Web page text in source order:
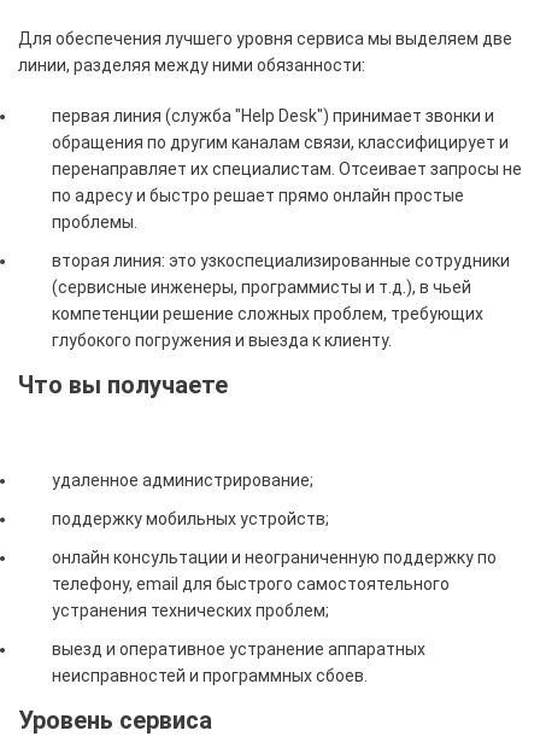
Для обеспечения лучшего уровня сервиса мы выделяем две
линии, разделяя между ними обязанности:
первая линия (служба "Help Desk") принимает звонки и
обращения по другим каналам связи, классифицирует и
перенаправляет их специалистам. Отсеивает запросы не
по адресу и быстро решает прямо онлайн простые
проблемы.
вторая линия: это узкоспециализированные сотрудники
(сервисные инженеры, программисты и т.д.), в чьей
компетенции решение сложных проблем, требующих
глубокого погружения и выезда к клиенту.
Что вы получаете
удаленное администрирование;
поддержку мобильных устройств;
онлайн консультации и неограниченную поддержку по
телефону, email для быстрого самостоятельного
устранения технических проблем;
выезд и оперативное устранение аппаратных
неисправностей и программных сбоев.
Уровень сервиса